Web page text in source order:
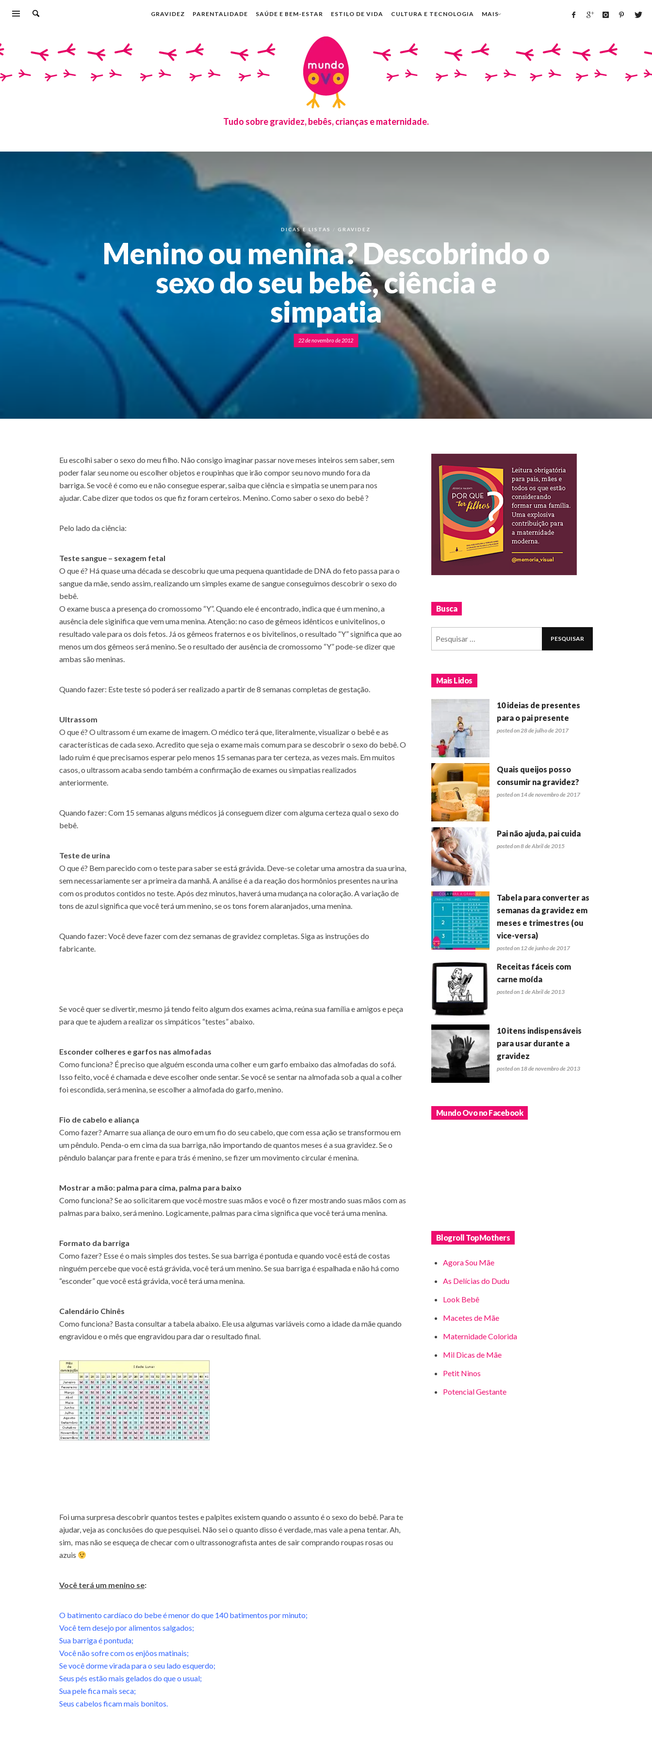
GRAVIDEZ PARENTALIDADE SAÚDE E BEM-ESTAR ESTILO DE VIDA CULTURA E TECNOLOGIA MAIS
Tudo sobre gravidez, bebês, crianças e maternidade.
DICAS E LISTAS GRAVIDEZ
Menino ou menina? Descobrindo o
sexo do seu bebê, ciência e
simpatia
22 de novembro de 2012
Eu escolhi saber o sexo do meu filho. Não consigo imaginar passar nove meses inteiros sem saber, sem
poder falar seu nome ou escolher objetos e roupinhas que irão compor seu novo mundo fora da
barriga. Se você é como eu e não consegue esperar, saiba que ciência e simpatia se unem para nos
ajudar. Cabe dizer que todos os que fiz foram certeiros. Menino. Como saber o sexo do bebê ?
Pelo lado da ciência:
Teste sangue – sexagem fetal
O que é? Há quase uma década se descobriu que uma pequena quantidade de DNA do feto passa para o
sangue da mãe, sendo assim, realizando um simples exame de sangue conseguimos descobrir o sexo do
bebê.
O exame busca a presença do cromossomo “Y”. Quando ele é encontrado, indica que é um menino, a
ausência dele siginifica que vem uma menina. Atenção: no caso de gêmeos idênticos e univitelinos, o
resultado vale para os dois fetos. Já os gêmeos fraternos e os bivitelinos, o resultado “Y” significa que ao
menos um dos gêmeos será menino. Se o resultado der ausência de cromossomo “Y” pode-se dizer que
ambas são meninas.
Quando fazer: Este teste só poderá ser realizado a partir de 8 semanas completas de gestação.
Ultrassom
O que é? O ultrassom é um exame de imagem. O médico terá que, literalmente, visualizar o bebê e as
características de cada sexo. Acredito que seja o exame mais comum para se descobrir o sexo do bebê. O
lado ruim é que precisamos esperar pelo menos 15 semanas para ter certeza, as vezes mais. Em muitos
casos, o ultrassom acaba sendo também a confirmação de exames ou simpatias realizados
anteriormente.
Quando fazer: Com 15 semanas alguns médicos já conseguem dizer com alguma certeza qual o sexo do
bebê.
Teste de urina
O que é? Bem parecido com o teste para saber se está grávida. Deve-se coletar uma amostra da sua urina,
sem necessariamente ser a primeira da manhã. A análise é a da reação dos hormônios presentes na urina
com os produtos contidos no teste. Após dez minutos, haverá uma mudança na coloração. A variação de
tons de azul significa que você terá um menino, se os tons forem alaranjados, uma menina.
Quando fazer: Você deve fazer com dez semanas de gravidez completas. Siga as instruções do
fabricante.
Se você quer se divertir, mesmo já tendo feito algum dos exames acima, reúna sua família e amigos e peça
para que te ajudem a realizar os simpáticos “testes” abaixo.
Esconder colheres e garfos nas almofadas
Como funciona? É preciso que alguém esconda uma colher e um garfo embaixo das almofadas do sofá.
Isso feito, você é chamada e deve escolher onde sentar. Se você se sentar na almofada sob a qual a colher
foi escondida, será menina, se escolher a almofada do garfo, menino.
Fio de cabelo e aliança
Como fazer? Amarre sua aliança de ouro em um fio do seu cabelo, que com essa ação se transformou em
um pêndulo. Penda-o em cima da sua barriga, não importando de quantos meses é a sua gravidez. Se o
pêndulo balançar para frente e para trás é menino, se fizer um movimento circular é menina.
Mostrar a mão: palma para cima, palma para baixo
Como funciona? Se ao solicitarem que você mostre suas mãos e você o fizer mostrando suas mãos com as
palmas para baixo, será menino. Logicamente, palmas para cima significa que você terá uma menina.
Formato da barriga
Como fazer? Esse é o mais simples dos testes. Se sua barriga é pontuda e quando você está de costas
ninguém percebe que você está grávida, você terá um menino. Se sua barriga é espalhada e não há como
“esconder” que você está grávida, você terá uma menina.
Calendário Chinês
Como funciona? Basta consultar a tabela abaixo. Ele usa algumas variáveis como a idade da mãe quando
engravidou e o mês que engravidou para dar o resultado final.
Foi uma surpresa descobrir quantos testes e palpites existem quando o assunto é o sexo do bebê. Para te
ajudar, veja as conclusões do que pesquisei. Não sei o quanto disso é verdade, mas vale a pena tentar. Ah,
sim, mas não se esqueça de checar com o ultrassonografista antes de sair comprando roupas rosas ou
azuis
Você terá um menino se:
O batimento cardíaco do bebe é menor do que 140 batimentos por minuto;
Você tem desejo por alimentos salgados;
Sua barriga é pontuda;
Você não sofre com os enjôos matinais;
Se você dorme virada para o seu lado esquerdo;
Seus pés estão mais gelados do que o usual;
Sua pele fica mais seca;
Seus cabelos ficam mais bonitos.
Busca
Mais Lidos
10 ideias de presentes
para o pai presente
posted on 28 de julho de 2017
Quais queijos posso
consumir na gravidez?
posted on 14 de novembro de 2017
Pai não ajuda, pai cuida
posted on 8 de Abril de 2015
Tabela para converter as
semanas da gravidez em
meses e trimestres (ou
vice-versa)
posted on 12 de junho de 2017
Receitas fáceis com
carne moída
posted on 1 de Abril de 2013
10 itens indispensáveis
para usar durante a
gravidez
posted on 18 de novembro de 2013
Mundo Ovo no Facebook
Blogroll TopMothers
Agora Sou Mãe
As Delícias do Dudu
Look Bebê
Macetes de Mãe
Maternidade Colorida
Mil Dicas de Mãe
Petit Ninos
Potencial Gestante